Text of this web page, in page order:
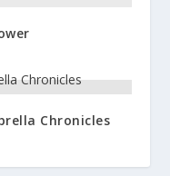
Chronicles